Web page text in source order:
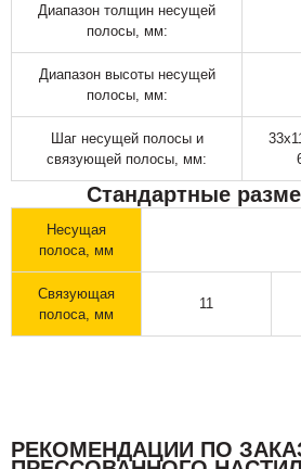
Диапазон толщин несущей
полосы, мм:
Диапазон высоты несущей
полосы, мм:
Шаг несущей полосы и
связующей полосы, мм:
Стандартные
Несущая
полоса, мм
Связующая
полоса, мм
11
РЕКОМЕНДАЦИИ ПО